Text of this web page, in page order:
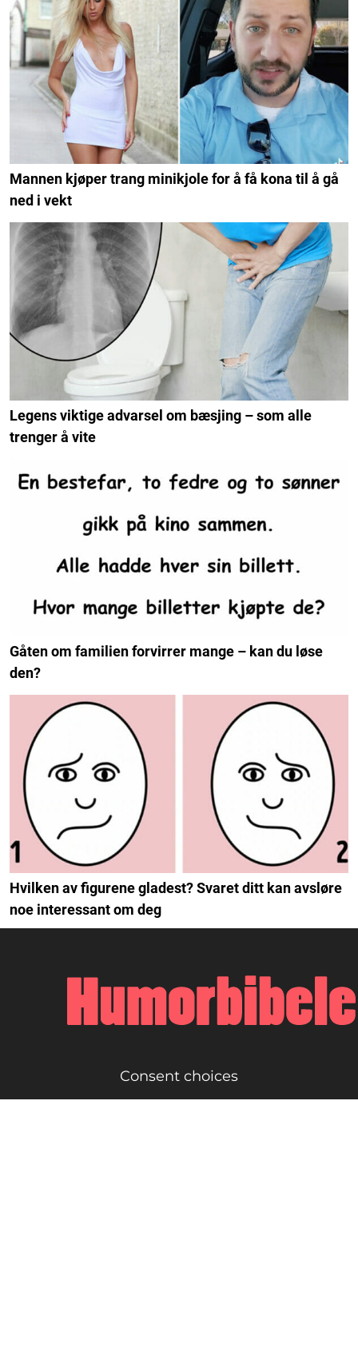
Mannen kjøper trang minikjole for å få kona til å gå
ned i vekt
Legens viktige advarsel om bæsjing – som alle
trenger å vite
Gåten om familien forvirrer mange – kan du løse
den?
Hvilken av figurene gladest? Svaret ditt kan avsløre
noe interessant om deg
Consent choices